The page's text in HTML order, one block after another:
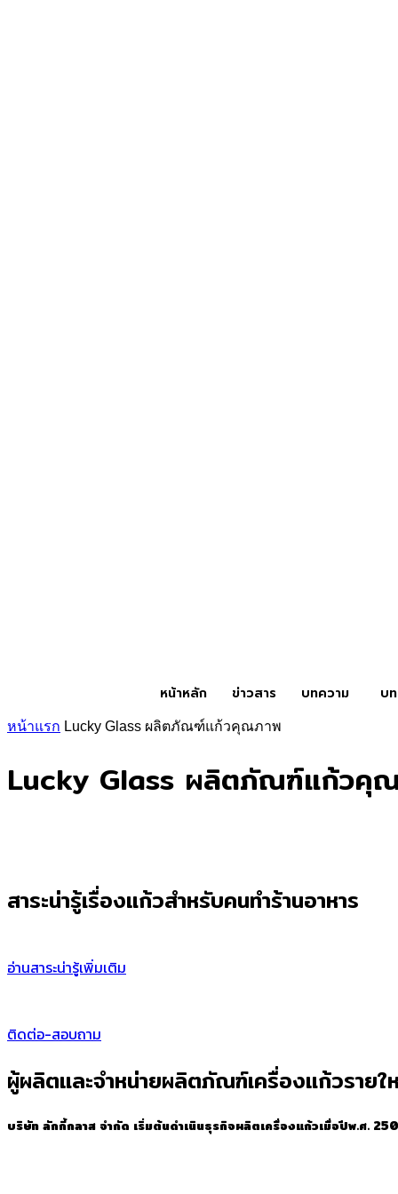
หน้าหลัก ข่าวสาร บทความ บ
หน้าแรก Lucky Glass ผลิตภัณฑ์แก้วคุณภาพ
Lucky Glass ผลิตภัณฑ์แก้วคุ
สาระน่ารู้เรื่องแก้วสำหรับคนทำร้านอาหาร
อ่านสาระน่ารู้เพิ่มเติม
ติดต่อ-สอบถาม
ผู้ผลิตและจำหน่ายผลิตภัณฑ์เครื่องแก้วราย
บริษัท ลักกี้กลาส จำกัด เริ่มต้นดำเนินธุรกิจผลิตเครื่องแก้วเมื่อปีพ.ศ.